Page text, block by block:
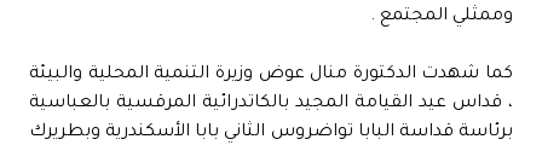
وممثلي المجتمع .
كما شهدت الدكتورة منال عوض وزيرة التنمية المحلية والبيئة
، قداس عيد القيامة المجيد بالكاتدرائية المرقسية بالعباسية
برئاسة قداسة البابا تواضروس الثاني بابا الأسكندرية وبطريرك